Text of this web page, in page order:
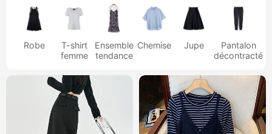
Robe
T-shirt
femme
Ensemble
tendance
Chemise Jupe
Pantalon
décontracté